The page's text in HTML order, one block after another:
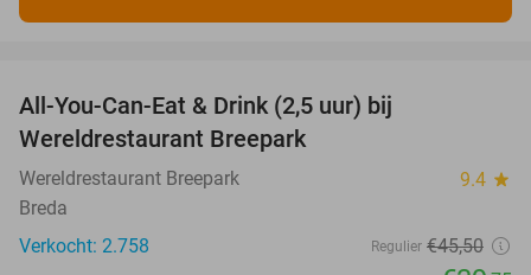
All-You-Can-Eat & Drink (2,5 uur) bij
Wereldrestaurant Breepark
Wereldrestaurant Breepark 9.4 star
Breda
Verkocht: 2.758
Regulier €45,50